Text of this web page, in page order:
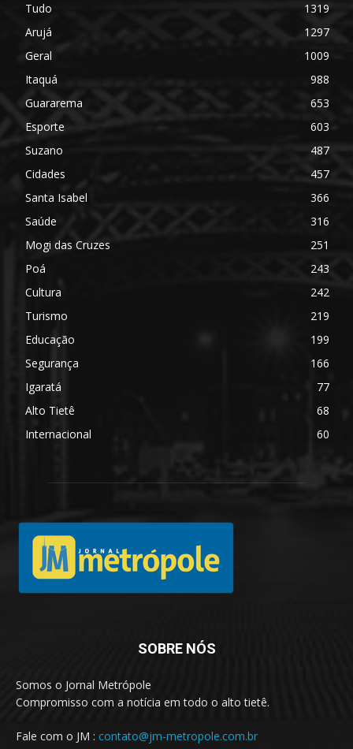
Tudo
1319
Arujá
1297
Geral
1009
Itaquá
988
Guararema
653
Esporte
603
Suzano
487
Cidades
457
Santa Isabel
366
Saúde
316
Mogi das Cruzes
251
Poá
243
Cultura
242
Turismo
219
Educação
199
Segurança
166
Igaratá
77
Alto Tietê
68
Internacional
60
SOBRE NÓS
Somos o Jornal Metrópole
Compromisso com a notícia em todo o alto tietê.
Fale com o JM : contato@jm-metropole.com.br